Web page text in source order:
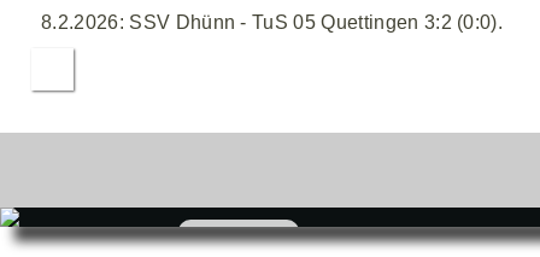
8.2.2026: SSV Dhünn - TuS 05 Quettingen 3:2 (0:0).
zum